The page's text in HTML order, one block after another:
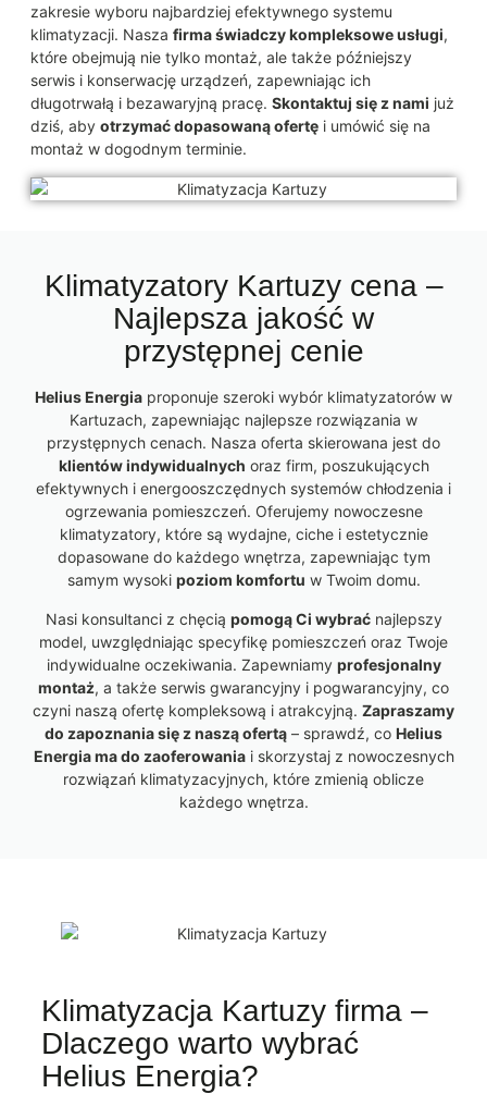
zakresie wyboru najbardziej efektywnego systemu
klimatyzacji. Nasza firma świadczy kompleksowe usługi,
które obejmują nie tylko montaż, ale także późniejszy
serwis i konserwację urządzeń, zapewniając ich
długotrwałą i bezawaryjną pracę. Skontaktuj się z nami już
dziś, aby otrzymać dopasowaną ofertę i umówić się na
montaż w dogodnym terminie.
Klimatyzatory Kartuzy cena –
Najlepsza jakość w
przystępnej cenie
Helius Energia proponuje szeroki wybór klimatyzatorów w
Kartuzach, zapewniając najlepsze rozwiązania w
przystępnych cenach. Nasza oferta skierowana jest do
klientów indywidualnych oraz firm, poszukujących
efektywnych i energooszczędnych systemów chłodzenia i
ogrzewania pomieszczeń. Oferujemy nowoczesne
klimatyzatory, które są wydajne, ciche i estetycznie
dopasowane do każdego wnętrza, zapewniając tym
samym wysoki poziom komfortu w Twoim domu.
Nasi konsultanci z chęcią pomogą Ci wybraćnajlepszy
model, uwzględniając specyfikę pomieszczeń oraz Twoje
indywidualne oczekiwania. Zapewniamy profesjonalny
montaż, a także serwis gwarancyjny i pogwarancyjny, co
czyni naszą ofertę kompleksową i atrakcyjną. Zapraszamy
do zapoznania się z naszą ofertą – sprawdź, co Helius
Energia ma do zaoferowaniai skorzystaj z nowoczesnych
rozwiązań klimatyzacyjnych, które zmienią oblicze
każdego wnętrza.
Klimatyzacja Kartuzy firma –
Dlaczego warto wybrać
Helius Energia?